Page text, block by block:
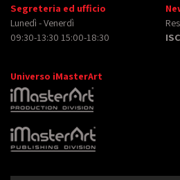
Segreteria ed ufficio
Lunedì - Venerdì
09:30-13:30 15:00-18:30
Universo iMasterArt